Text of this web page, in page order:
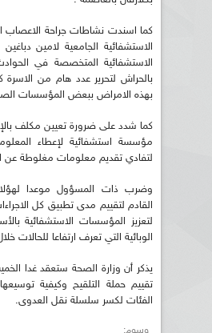
كما اسندت نشاطات جراحة
الاستشفائية الجامعية لامين
الاستشفائية المتخصصة في
بالحراش لتحرير عدد هام من الاسرة
بهذه الامراض ببعض المؤسسات
كما شدد على ضرورة تعيين مكلف
مؤسسة استشفائية لإعطاء
لتفادي تقديم معلومات مغلوطة عن
وضرب ذات المسؤول موعدا
القادم لتقييم مدى تطبيق كل
لتعزيز المؤسسات الاستشفائية
الوبائية التي تعرف ارتفاعا للحالات
يذكر أن وزارة الصحة ستعقد غدا
تقييم حملة التلقيح وكيفية
الفئات لكسر سلسلة نقل العدوى.
وسوم: